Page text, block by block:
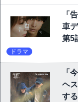
「
車
第5
ドラマ
「
ヘ
す